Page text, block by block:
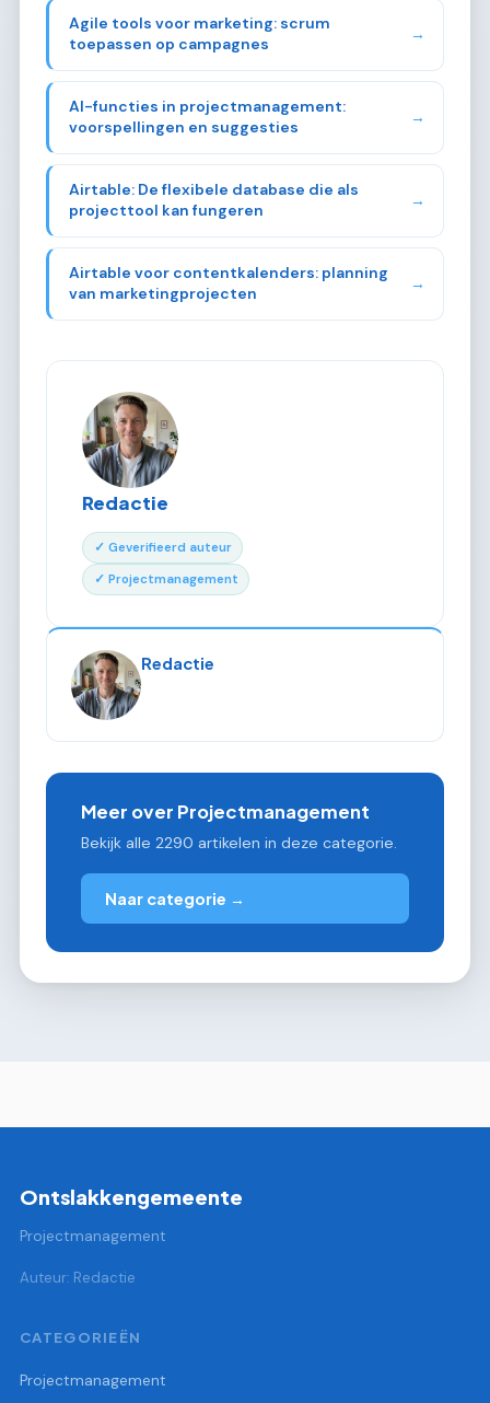
Agile tools voor marketing: scrum
toepassen op campagnes
→
AI-functies in projectmanagement:
voorspellingen en suggesties
→
Airtable: De flexibele database die als
projecttool kan fungeren
→
Airtable voor contentkalenders: planning
van marketingprojecten
→
Redactie
✓ Geverifieerd auteur
✓ Projectmanagement
Redactie
Meer over Projectmanagement
Bekijk alle 2290 artikelen in deze categorie.
Naar categorie →
Ontslakkengemeente
Projectmanagement
Auteur: Redactie
CATEGORIEËN
Projectmanagement